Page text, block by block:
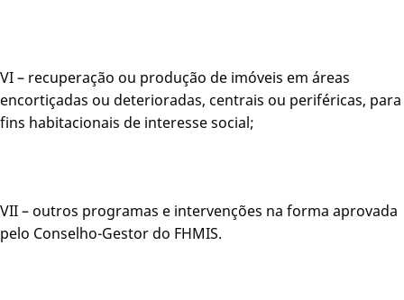
VI – recuperação ou produção de imóveis em áreas
encortiçadas ou deterioradas, centrais ou periféricas, para
fins habitacionais de interesse social;
VII – outros programas e intervenções na forma aprovada
pelo Conselho-Gestor do FHMIS.